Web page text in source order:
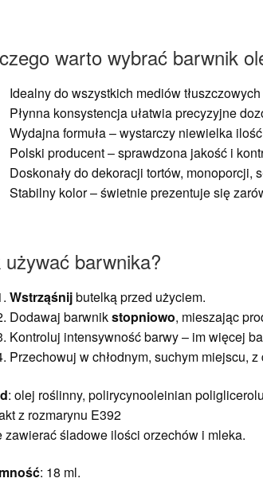
warto wybrać barwnik
Idealny do wszystkich mediów
Płynna konsystencja ułatwia precyzyjne
Wydajna formuła – wystarczy niewielka
Polski producent – sprawdzona jakość i
Doskonały do dekoracji tortów, monoporcji,
Stabilny kolor – świetnie prezentuje się
używać barwnika?
Wstrząśnijbutelką przed użyciem.
Dodawaj barwnikstopniowo, mieszając
Kontroluj intensywność barwy – im więcej
Przechowuj w chłodnym, suchym miejscu, z
: olej roślinny, polirycynooleinian
z rozmarynu E392
zawierać śladowe ilości orzechów i mleka.
: 18 ml.